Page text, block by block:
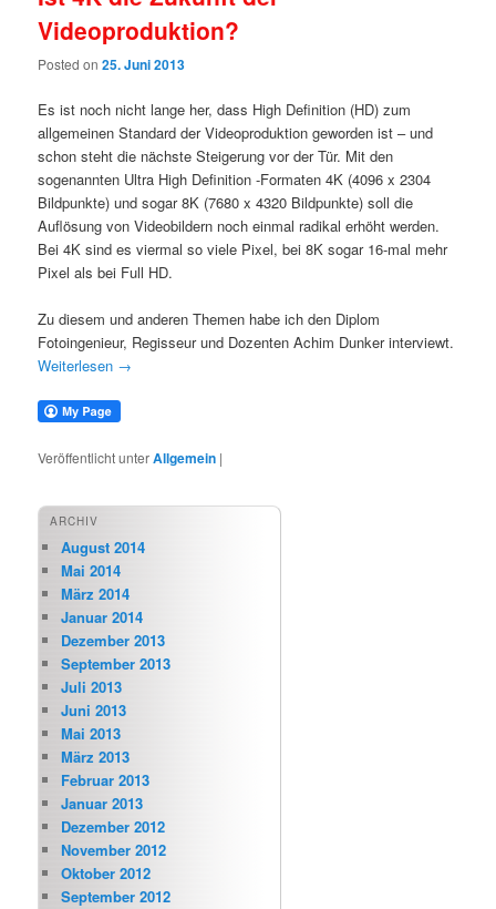
Videoproduktion?
Posted on25. Juni 2013
Es ist noch nicht lange her, dass High Definition (HD) zum
allgemeinen Standard der Videoproduktion geworden ist – und
schon steht die nächste Steigerung vor der Tür. Mit den
sogenannten Ultra High Definition -Formaten 4K (4096 x 2304
Bildpunkte) und sogar 8K (7680 x 4320 Bildpunkte) soll die
Auflösung von Videobildern noch einmal radikal erhöht werden.
Bei 4K sind es viermal so viele Pixel, bei 8K sogar 16-mal mehr
Pixel als bei Full HD.
Zu diesem und anderen Themen habe ich den Diplom
Fotoingenieur, Regisseur und Dozenten Achim Dunker interviewt.
Weiterlesen →
Veröffentlicht unterAllgemein |
ARCHIV
August 2014
Mai 2014
März 2014
Januar 2014
Dezember 2013
September 2013
Juli 2013
Juni 2013
Mai 2013
März 2013
Februar 2013
Januar 2013
Dezember 2012
November 2012
Oktober 2012
September 2012